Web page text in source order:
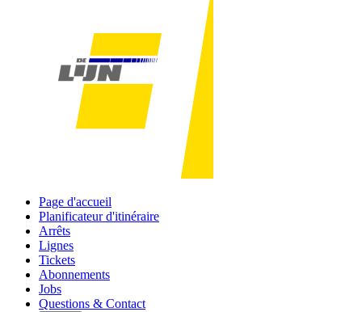
Page d'accueil
Planificateur d'itinéraire
Arrêts
Lignes
Tickets
Abonnements
Jobs
Questions & Contact